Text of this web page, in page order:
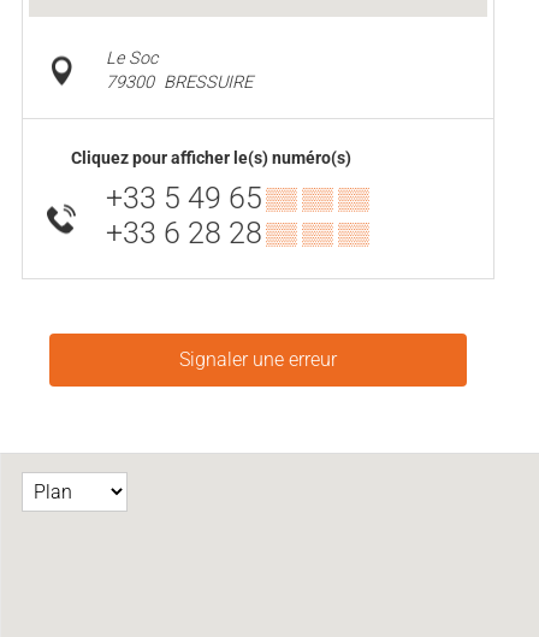
Le Soc
79300 BRESSUIRE
Cliquez pour afficher le(s) numéro(s)
+33 5 49 65▒▒ ▒▒ ▒▒
+33 6 28 28▒▒ ▒▒ ▒▒
Signaler une erreur